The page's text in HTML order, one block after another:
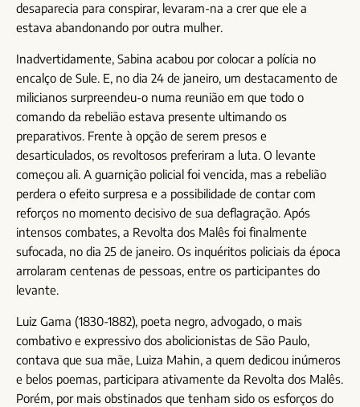
desaparecia para conspirar, levaram-na a crer que ele a
estava abandonando por outra mulher.
Inadvertidamente, Sabina acabou por colocar a polícia no
encalço de Sule. E, no dia 24 de janeiro, um destacamento de
milicianos surpreendeu-o numa reunião em que todo o
comando da rebelião estava presente ultimando os
preparativos. Frente à opção de serem presos e
desarticulados, os revoltosos preferiram a luta. O levante
começou ali. A guarnição policial foi vencida, mas a rebelião
perdera o efeito surpresa e a possibilidade de contar com
reforços no momento decisivo de sua deflagração. Após
intensos combates, a Revolta dos Malês foi finalmente
sufocada, no dia 25 de janeiro. Os inquéritos policiais da época
arrolaram centenas de pessoas, entre os participantes do
levante.
Luiz Gama (1830-1882), poeta negro, advogado, o mais
combativo e expressivo dos abolicionistas de São Paulo,
contava que sua mãe, Luiza Mahin, a quem dedicou inúmeros
e belos poemas, participara ativamente da Revolta dos Malês.
Porém, por mais obstinados que tenham sido os esforços do